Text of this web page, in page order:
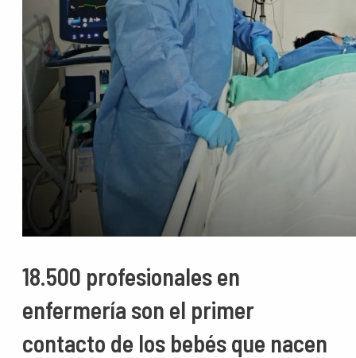
18.500 profesionales en
enfermería son el primer
contacto de los bebés que nacen